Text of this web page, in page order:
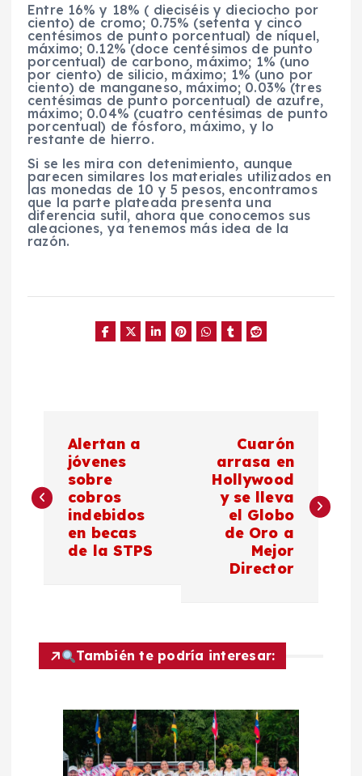
Entre 16% y 18% ( dieciséis y dieciocho por
ciento) de cromo; 0.75% (setenta y cinco
centésimos de punto porcentual) de níquel,
máximo; 0.12% (doce centésimos de punto
porcentual) de carbono, máximo; 1% (uno
por ciento) de silicio, máximo; 1% (uno por
ciento) de manganeso, máximo; 0.03% (tres
centésimas de punto porcentual) de azufre,
máximo; 0.04% (cuatro centésimas de punto
porcentual) de fósforo, máximo, y lo
restante de hierro.
Si se les mira con detenimiento, aunque
parecen similares los materiales utilizados en
las monedas de 10 y 5 pesos, encontramos
que la parte plateada presenta una
diferencia sutil, ahora que conocemos sus
aleaciones, ya tenemos más idea de la
razón.
v
c
Alertan a
jóvenes
sobre
cobros
indebidos
en becas
de la STPS
Cuarón
arrasa en
Hollywood
y se lleva
el Globo
de Oro a
Mejor
Director
También te podría interesar: